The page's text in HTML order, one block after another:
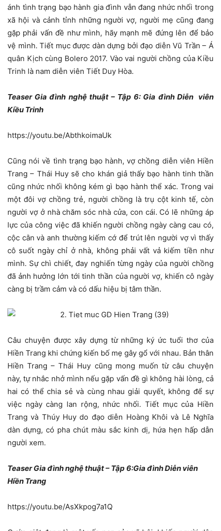
ánh tình trạng bạo hành gia đình vẫn đang nhức nhối trong
xã hội và cảnh tỉnh những người vợ, người mẹ cũng đang
gặp phải vấn đề như mình, hãy mạnh mẽ đứng lên để bảo
vệ mình. Tiết mục được dàn dựng bởi đạo diễn Vũ Trần – Á
quân Kịch cùng Bolero 2017. Vào vai người chồng của Kiều
Trinh là nam diễn viên Tiết Duy Hòa.
Teaser Gia đình nghệ thuật – Tập 6: Gia đình Diễn viên
Kiều Trinh
https://youtu.be/AbthkoimaUk
Cũng nói về tình trạng bạo hành, vợ chồng diễn viên Hiền
Trang – Thái Huy sẽ cho khán giả thấy bạo hành tinh thần
cũng nhức nhối không kém gì bạo hành thể xác. Trong vai
một đôi vợ chồng trẻ, người chồng là trụ cột kinh tế, còn
người vợ ở nhà chăm sóc nhà cửa, con cái. Có lẽ những áp
lực của công việc đã khiến người chồng ngày càng cau có,
cộc cằn và anh thường kiếm cớ để trút lên người vợ vì thấy
cô suốt ngày chỉ ở nhà, không phải vất vả kiếm tiền như
mình. Sự chì chiết, đay nghiến từng ngày của người chồng
đã ảnh hưởng lớn tới tinh thần của người vợ, khiến cô ngày
càng bị trầm cảm và có dấu hiệu bị tâm thần.
Câu chuyện được xây dựng từ những ký ức tuổi thơ của
Hiền Trang khi chứng kiến bố mẹ gây gổ với nhau. Bản thân
Hiền Trang – Thái Huy cũng mong muốn từ câu chuyện
này, tự nhắc nhở mình nếu gặp vấn đề gì không hài lòng, cả
hai có thể chia sẻ và cùng nhau giải quyết, không để sự
việc ngày càng lan rộng, nhức nhối. Tiết mục của Hiền
Trang và Thúy Huy do đạo diễn Hoàng Khôi và Lê Nghĩa
dàn dựng, có pha chút màu sắc kinh dị, hứa hẹn hấp dẫn
người xem.
Teaser Gia đình nghệ thuật – Tập 6:Gia đình Diễn viên
Hiền Trang
https://youtu.be/AsXkpog7a1Q